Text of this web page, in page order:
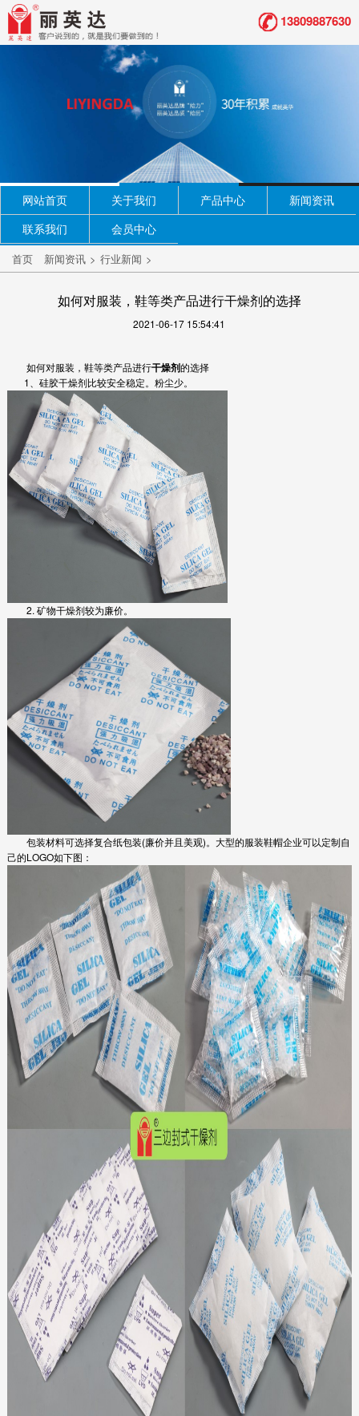
13809887630
网站首页 关于我们 产品中心
新闻资讯
联系我们
会员中心
首页 新闻资讯 > 行业新闻 >
如何对服装，鞋等类产品进行干燥剂的选择
2021-06-17 15:54:41
如何对服装，鞋等类产品进行干燥剂的选择
1、硅胶干燥剂比较安全稳定。粉尘少。
2. 矿物干燥剂较为廉价。
包装材料可选择复合纸包装(廉价并且美观)。大型的服装鞋帽企业可以定制自
己的LOGO如下图：